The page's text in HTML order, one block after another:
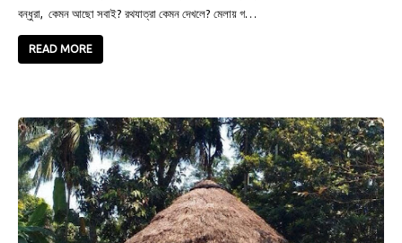
বন্ধুরা, কেমন আছো সবাই? রথযাত্রা কেমন দেখলে? মেলায় গ…
READ MORE